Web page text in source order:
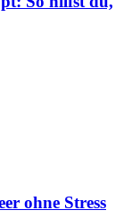
ohne Stress